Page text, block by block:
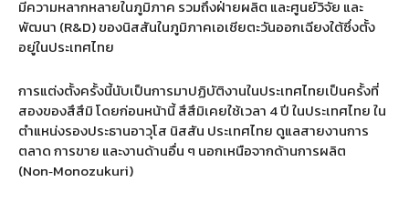
มีความหลากหลายในภูมิภาค รวมถึงฝ่ายผลิต และศูนย์วิจัย และ
พัฒนา (R&D)ของนิสสันในภูมิภาคเอเชียตะวันออกเฉียงใต้ซึ่งตั้ง
อยู่ในประเทศไทย
การแต่งตั้งครั้งนี้นับเป็นการมาปฏิบัติงานในประเทศไทยเป็นครั้งที่
สองของสึสึมิ โดยก่อนหน้านี้ สึสึมิเคยใช้เวลา 4ปี ในประเทศไทย ใน
ตำแหน่งรองประธานอาวุโส นิสสัน ประเทศไทย ดูแลสายงานการ
ตลาด การขาย และงานด้านอื่น ๆ นอกเหนือจากด้านการผลิต
(Non‑Monozukuri)